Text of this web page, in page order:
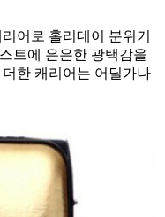
어로 홀리데이 분위기
트에 은은한 광택감을
한 캐리어는 어딜가나